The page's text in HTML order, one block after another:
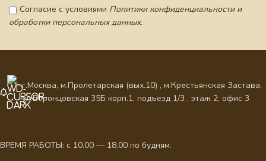
Согласие с условиями Политики конфиденциальности и
обработки персональных данных.
г.Москва, м.Пролетарская (вых.10) , м.Крестьянская Застава,
ул.Воронцовская 35Б корп.1, подъезд 1/3 , этаж 2, офис 3
ВРЕМЯ РАБОТЫ: с 10.00 — 18.00 по будням.